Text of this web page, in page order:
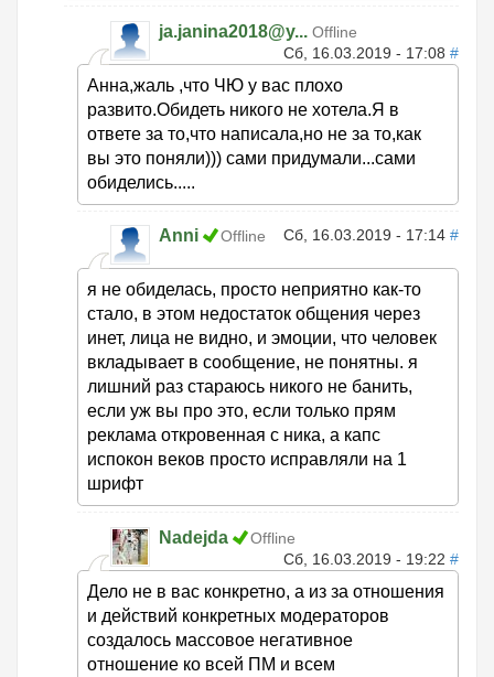
ja.janina2018@y... Offline
Сб, 16.03.2019 - 17:08 #
Анна,жаль ,что ЧЮ у вас плохо
развито.Обидеть никого не хотела.Я в
ответе за то,что написала,но не за то,как
вы это поняли))) сами придумали...сами
обиделись.....
Anni Offline Сб, 16.03.2019 - 17:14 #
я не обиделась, просто неприятно как-то
стало, в этом недостаток общения через
инет, лица не видно, и эмоции, что человек
вкладывает в сообщение, не понятны. я
лишний раз стараюсь никого не банить,
если уж вы про это, если только прям
реклама откровенная с ника, а капс
испокон веков просто исправляли на 1
шрифт
Nadejda
Offline
Сб, 16.03.2019 - 19:22 #
Дело не в вас конкретно, а из за отношения
и действий конкретных модераторов
создалось массовое негативное
отношение ко всей ПМ и всем